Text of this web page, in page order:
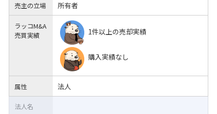
売主の立場 所有者
ラッコM&A
売買実績
1件以上の売却実績
購入実績なし
属性 法人
法人名